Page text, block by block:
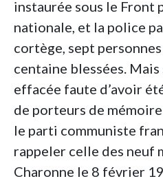
instaurée sous le Front
nationale, et la police
cortège, sept
centaine blessées. Mais
effacée faute d’avoir
de porteurs de
le parti communiste
rappeler celle des neuf
Charonne le 8 février